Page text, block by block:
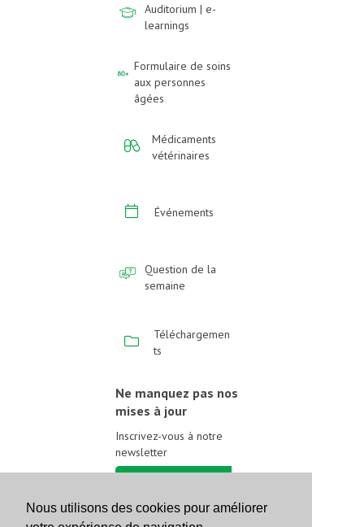
Nous utilisons des cookies pour améliorer
Auditorium | e-
learnings
Formulaire de soins
aux personnes
âgées
Médicaments
vétérinaires
Événements
Question de la
semaine
Téléchargemen
ts
Ne manquez pas nos
mises à jour
Inscrivez-vous à notre
newsletter